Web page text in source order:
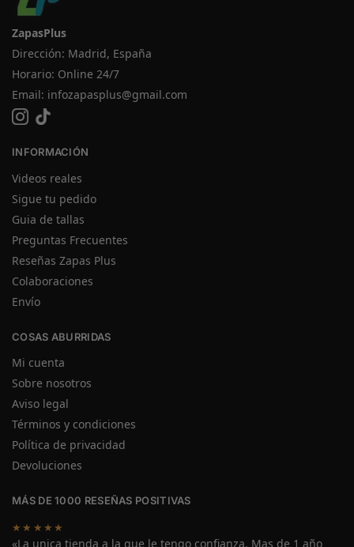
ZapasPlus
Dirección: Madrid, España
Horario: Online 24/7
Email: infozapasplus@gmail.com
INFORMACIÓN
Videos reales
Sigue tu pedido
Guia de tallas
Preguntas Frecuentes
Reseñas Zapas Plus
Colaboraciones
Envío
COSAS ABURRIDAS
Mi cuenta
Sobre nosotros
Aviso legal
Términos y condiciones
Política de privacidad
Devoluciones
MÁS DE 1000 RESEÑAS POSITIVAS
★★★★★
«La unica tienda a la que le tengo confianza. Mas de 1 año